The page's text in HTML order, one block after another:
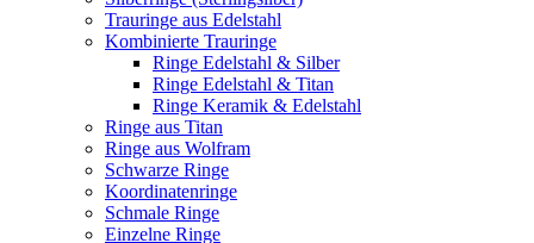
Trauringe aus Edelstahl
Kombinierte Trauringe
Ringe Edelstahl & Silber
Ringe Edelstahl & Titan
Ringe Keramik & Edelstahl
Ringe aus Titan
Ringe aus Wolfram
Schwarze Ringe
Koordinatenringe
Schmale Ringe
Einzelne Ringe